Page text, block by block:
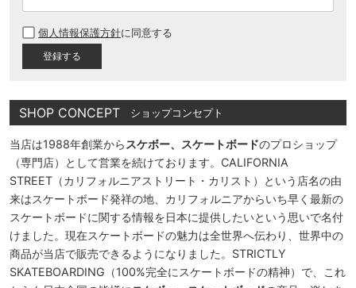
須
個人情報保護方針に同意する
SHOP CONCEPT ショップコンセプト
当店は1988年創業からスケボー、スケートボードのプロショップ
（専門店）として営業を続けております。CALIFORNIA
STREET（カリフォルニアストリート・カリスト）という店名の由
来はスケートボード発祥の地、カリフォルニアからいち早く最新の
スケートボードに関する情報を日本に提供したいという思いで名付
けました。現在スケートボードの魅力は全世界へ伝わり、世界中の
商品が当店で販売できるようになりました。STRICTLY
SKATEBOARDING（100%完全にスケートボードの精神）で、これ